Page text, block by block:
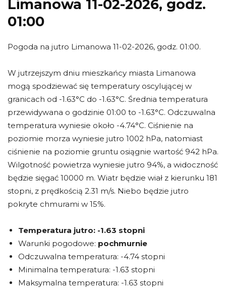
Limanowa 11-02-2026, godz.
01:00
Pogoda na jutro Limanowa 11-02-2026, godz. 01:00.
W jutrzejszym dniu mieszkańcy miasta Limanowa
mogą spodziewać się temperatury oscylującej w
granicach od -1.63°C do -1.63°C. Średnia temperatura
przewidywana o godzinie 01:00 to -1.63°C. Odczuwalna
temperatura wyniesie około -4.74°C. Ciśnienie na
poziomie morza wyniesie jutro 1002 hPa, natomiast
ciśnienie na poziomie gruntu osiągnie wartość 942 hPa.
Wilgotność powietrza wyniesie jutro 94%, a widoczność
będzie sięgać 10000 m. Wiatr będzie wiał z kierunku 181
stopni, z prędkością 2.31 m/s. Niebo będzie jutro
pokryte chmurami w 15%.
Temperatura jutro: -1.63 stopni
Warunki pogodowe: pochmurnie
Odczuwalna temperatura: -4.74 stopni
Minimalna temperatura: -1.63 stopni
Maksymalna temperatura: -1.63 stopni